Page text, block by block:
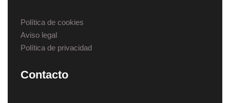
Política de cookies
Aviso legal
Política de privacidad
Contacto